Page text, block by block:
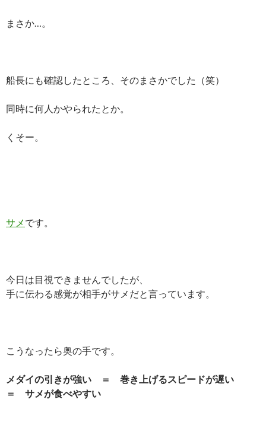
まさか…。
船長にも確認したところ、そのまさかでした（笑）
同時に何人かやられたとか。
くそー。
サメ です。
今日は目視できませんでしたが、
手に伝わる感覚が相手がサメだと言っています。
こうなったら奥の手です。
メダイの引きが強い ＝ 巻き上げるスピードが遅い
＝ サメが食べやすい